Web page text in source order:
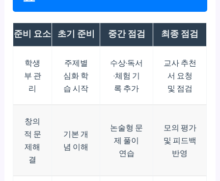
준비 요소 초기 준비 중간 점검 최종 점검
학생
부 관
리
주제별
심화 학
습 시작
수상·독서
·체험 기
록 추가
교사 추천
서 요청
및 점검
창의
적 문
제해
결
기본 개
념 이해
논술형 문
제 풀이
연습
모의 평가
및 피드백
반영